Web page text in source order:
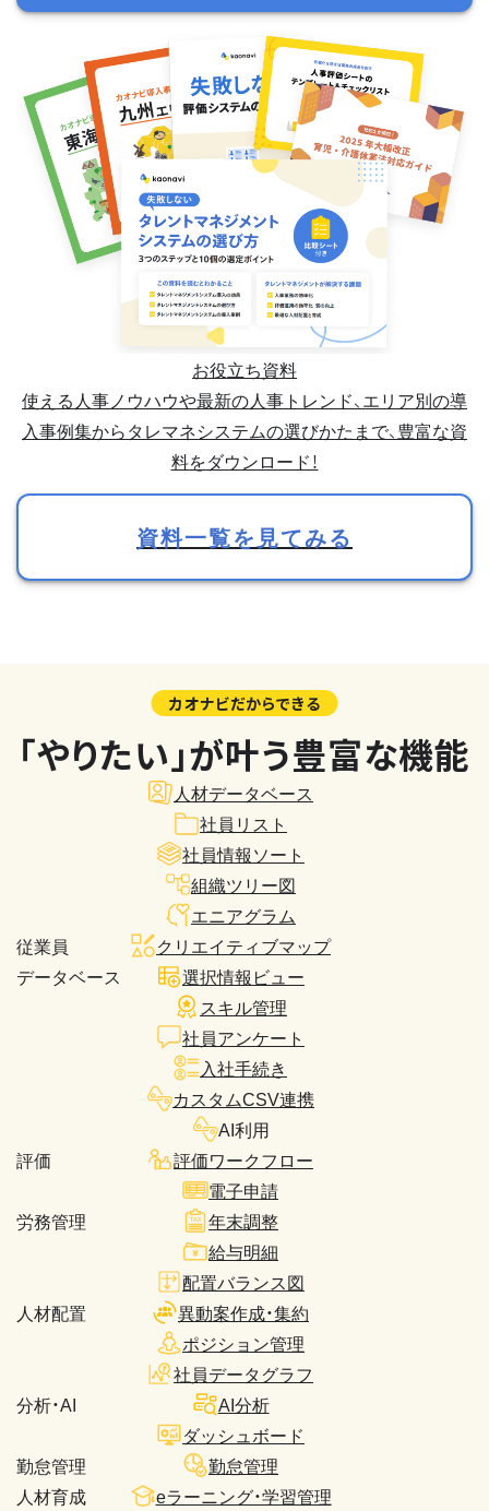
お役立ち資料
使える人事ノウハウや最新の人事トレンド、エリア別の導
入事例集からタレマネシステムの選びかたまで、豊富な資
料をダウンロード！
資料一覧を見てみる
カオナビだからできる
「やりたい」が叶う豊富な機能
従業員
データベース
人材データベース
社員リスト
社員情報ソート
組織ツリー図
エニアグラム
クリエイティブマップ
選択情報ビュー
スキル管理
社員アンケート
入社手続き
カスタムCSV連携
AI利用
評価
評価ワークフロー
労務管理
電子申請
年末調整
給与明細
人材配置
配置バランス図
異動案作成・集約
ポジション管理
分析・AI
社員データグラフ
AI分析
ダッシュボード
勤怠管理
勤怠管理
人材育成
eラーニング・学習管理